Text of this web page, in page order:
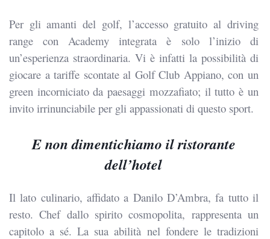
Per gli amanti del golf, l’accesso gratuito al driving
range con Academy integrata è solo l’inizio di
un’esperienza straordinaria. Vi è infatti la possibilità di
giocare a tariffe scontate al Golf Club Appiano, con un
green incorniciato da paesaggi mozzafiato; il tutto è un
invito irrinunciabile per gli appassionati di questo sport.
E non dimentichiamo il ristorante
dell’hotel
Il lato culinario, affidato a Danilo D’Ambra, fa tutto il
resto. Chef dallo spirito cosmopolita, rappresenta un
capitolo a sé. La sua abilità nel fondere le tradizioni